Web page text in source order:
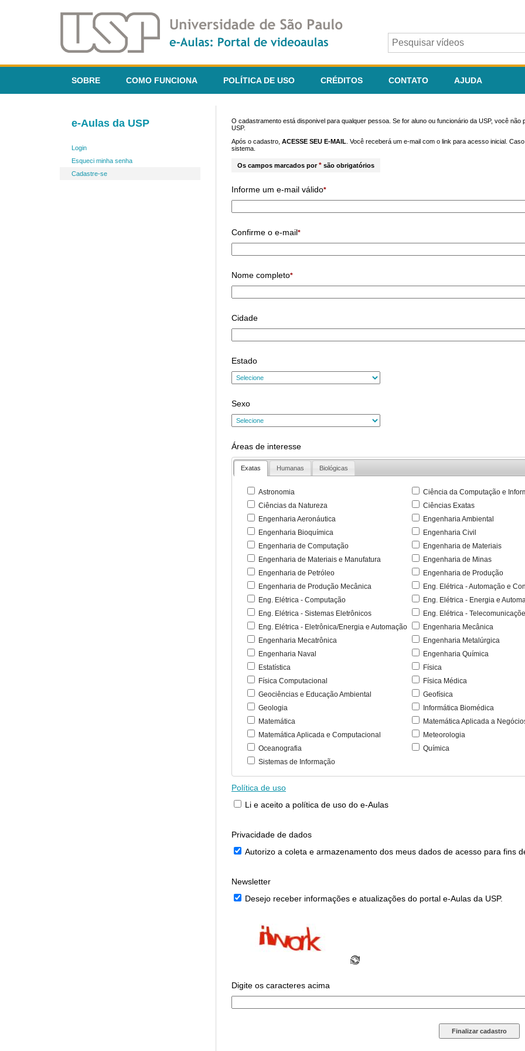
SOBRE COMO FUNCIONA POLÍTICA DE USO CRÉDITOS CONTATO AJUDA
e-Aulas da USP
Login
Esqueci minha senha
Cadastre-se
O cadastramento está disponivel para qualquer pessoa. Se for aluno ou funcionário da USP, você
USP.
Após o cadastro, ACESSE SEU E-MAIL . Você receberá um e-mail com o link para acesso inicial.
sistema.
Os campos marcados por* são obrigatórios
Informe um e-mail válido*
Confirme o e-mail*
Nome completo*
Cidade
Estado
Sexo
Áreas de interesse
Exatas Humanas Biológicas
Astronomia
Ciência da Computação e
Ciências da Natureza
Ciências Exatas
Engenharia Aeronáutica
Engenharia Ambiental
Engenharia Bioquímica
Engenharia Civil
Engenharia de Computação
Engenharia de Materiais
Engenharia de Materiais e Manufatura
Engenharia de Minas
Engenharia de Petróleo
Engenharia de Produção
Engenharia de Produção Mecânica
Eng. Elétrica - Automação e
Eng. Elétrica - Computação
Eng. Elétrica - Energia e
Eng. Elétrica - Sistemas Eletrônicos
Eng. Elétrica -
Eng. Elétrica - Eletrônica/Energia e Automação
Engenharia Mecânica
Engenharia Mecatrônica
Engenharia Metalúrgica
Engenharia Naval
Engenharia Química
Estatística
Física
Física Computacional
Física Médica
Geociências e Educação Ambiental
Geofísica
Geologia
Informática Biomédica
Matemática
Matemática Aplicada a
Matemática Aplicada e Computacional
Meteorologia
Oceanografia
Química
Sistemas de Informação
Política de uso
Li e aceito a política de uso do e-Aulas
Privacidade de dados
Autorizo a coleta e armazenamento dos meus dados de acesso para fins
Newsletter
Desejo receber informações e atualizações do portal e-Aulas da USP.
Digite os caracteres acima